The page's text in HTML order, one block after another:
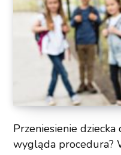
Przeniesienie dziecka
wygląda procedura?